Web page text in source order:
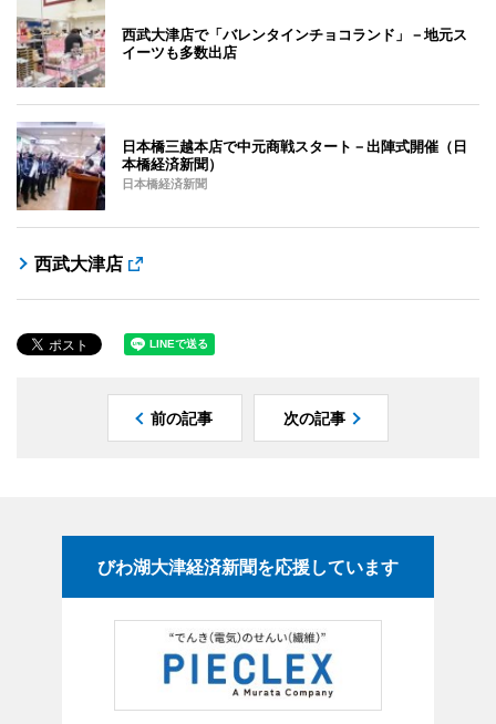
西武大津店で「バレンタインチョコランド」－地元ス
イーツも多数出店
日本橋三越本店で中元商戦スタート－出陣式開催（日
本橋経済新聞）
日本橋経済新聞
西武大津店
前の記事 次の記事
びわ湖大津経済新聞を応援しています